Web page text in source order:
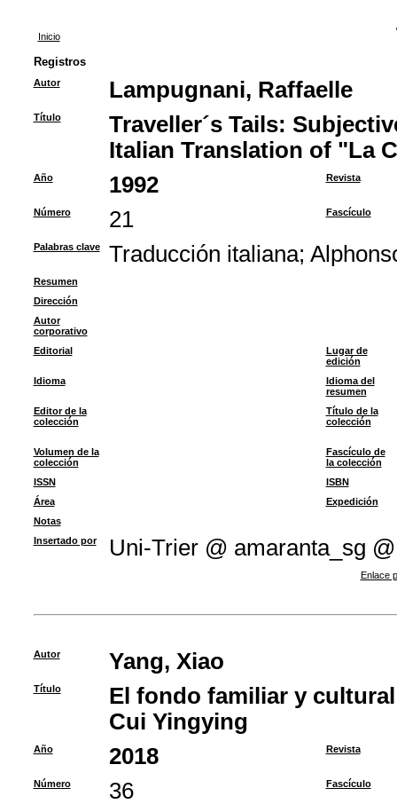
Inicio
Registros
Autor Lampugnani, Raffaelle
Título
Traveller´s Tails:
Italian Translation of "La
Año 1992 Revista
Número 21 Fascículo
Palabras clave Traducción italiana;
Resumen
Dirección
Autor
corporativo
Editorial
Lugar de
edición
Idioma
Idioma del
resumen
Editor de la
colección
Título de la
colección
Volumen de la
colección
Fascículo de
la colección
ISSN
ISBN
Área
Expedición
Notas
Insertado por
Uni-Trier @ amaranta_sg @
Enlace
Autor Yang, Xiao
Título
El fondo familiar y
Cui Yingying
Año 2018 Revista
Número 36 Fascículo